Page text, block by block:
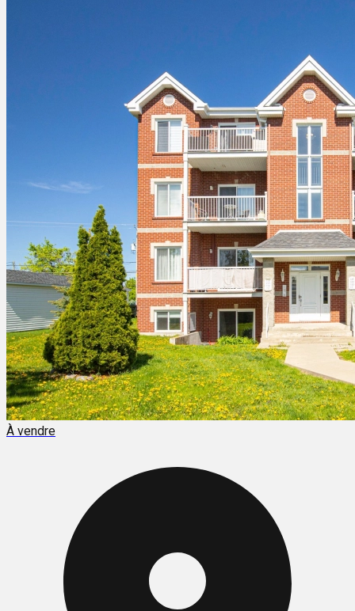
À vendre